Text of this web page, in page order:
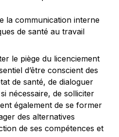
la communication interne
de santé au travail
le piège du licenciement
d’être conscient des
de santé, de dialoguer
nécessaire, de solliciter
également de se former
des alternatives
de ses compétences et